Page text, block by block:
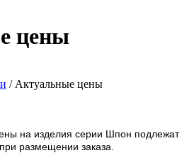
цены
/ Актуальные цены
на изделия серии Шпон подлежат
размещении заказа.